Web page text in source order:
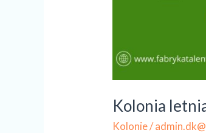
Kolonia
Kolonie/